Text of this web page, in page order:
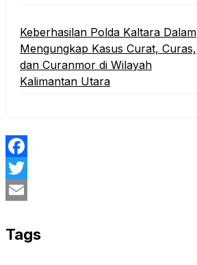
Keberhasilan Polda Kaltara Dalam
Mengungkap Kasus Curat, Curas,
dan Curanmor di Wilayah
Kalimantan Utara
Facebook
Twitter
Tags